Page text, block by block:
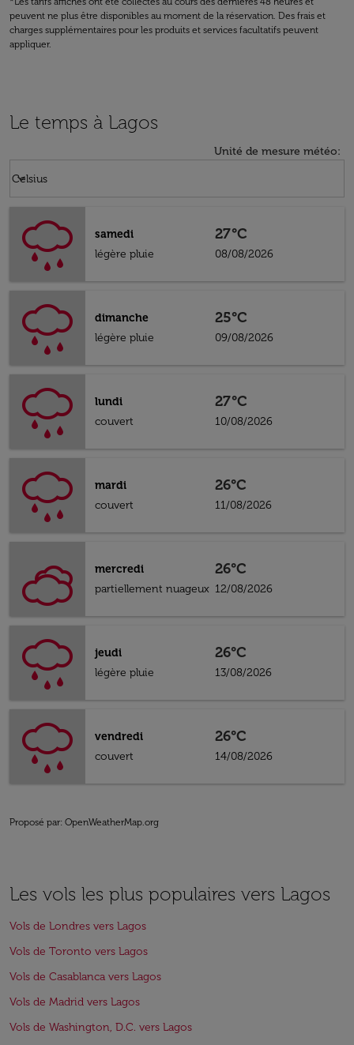
peuvent ne plus être disponibles au moment de la réservation. Des frais et
charges supplémentaires pour les produits et services facultatifs peuvent
appliquer.
Le temps à Lagos
Unité de mesure météo:
Celsius
keyboard_arrow_down
samedi
légère pluie
27°C
08/08/2026
dimanche
légère pluie
25°C
09/08/2026
lundi
couvert
27°C
10/08/2026
mardi
couvert
26°C
11/08/2026
mercredi
partiellement nuageux
26°C
12/08/2026
jeudi
légère pluie
26°C
13/08/2026
vendredi
couvert
26°C
14/08/2026
Proposé par: OpenWeatherMap.org
Les vols les plus populaires vers Lagos
Vols de Londres vers Lagos
Vols de Toronto vers Lagos
Vols de Casablanca vers Lagos
Vols de Madrid vers Lagos
Vols de Washington, D.C. vers Lagos